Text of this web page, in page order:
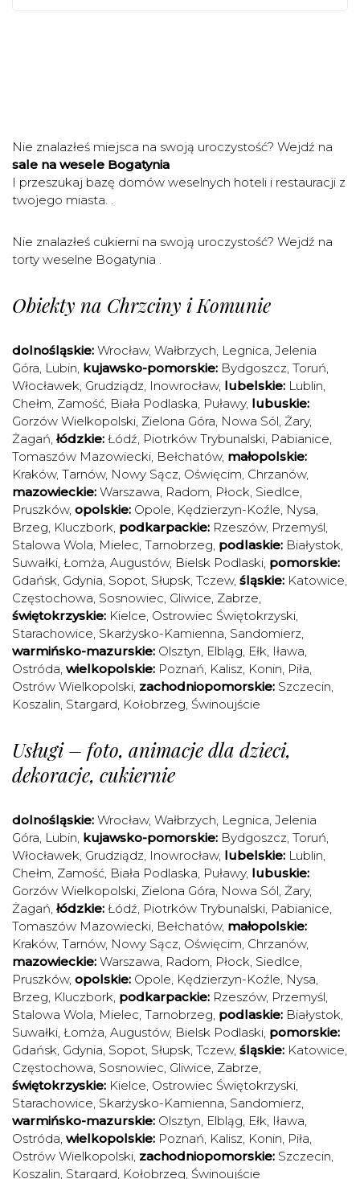
Nie znalazłeś miejsca na swoją uroczystość? Wejdź na
sale na wesele Bogatynia
I przeszukaj bazę domów weselnych hoteli i restauracji z
twojego miasta. .
Nie znalazłeś cukierni na swoją uroczystość? Wejdź na
torty weselne Bogatynia .
Obiekty na Chrzciny i Komunie
dolnośląskie: Wrocław, Wałbrzych, Legnica, Jelenia
Góra, Lubin, kujawsko-pomorskie: Bydgoszcz, Toruń,
Włocławek, Grudziądz, Inowrocław, lubelskie: Lublin,
Chełm, Zamość, Biała Podlaska, Puławy, lubuskie:
Gorzów Wielkopolski, Zielona Góra, Nowa Sól, Żary,
Żagań, łódzkie: Łódź, Piotrków Trybunalski, Pabianice,
Tomaszów Mazowiecki, Bełchatów, małopolskie:
Kraków, Tarnów, Nowy Sącz, Oświęcim, Chrzanów,
mazowieckie: Warszawa, Radom, Płock, Siedlce,
Pruszków, opolskie: Opole, Kędzierzyn-Koźle, Nysa,
Brzeg, Kluczbork, podkarpackie: Rzeszów, Przemyśl,
Stalowa Wola, Mielec, Tarnobrzeg, podlaskie: Białystok,
Suwałki, Łomża, Augustów, Bielsk Podlaski, pomorskie:
Gdańsk, Gdynia, Sopot, Słupsk, Tczew, śląskie: Katowice,
Częstochowa, Sosnowiec, Gliwice, Zabrze,
świętokrzyskie: Kielce, Ostrowiec Świętokrzyski,
Starachowice, Skarżysko-Kamienna, Sandomierz,
warmińsko-mazurskie: Olsztyn, Elbląg, Ełk, Iława,
Ostróda, wielkopolskie: Poznań, Kalisz, Konin, Piła,
Ostrów Wielkopolski, zachodniopomorskie: Szczecin,
Koszalin, Stargard, Kołobrzeg, Świnoujście
Usługi – foto, animacje dla dzieci,
dekoracje, cukiernie
dolnośląskie: Wrocław, Wałbrzych, Legnica, Jelenia
Góra, Lubin, kujawsko-pomorskie: Bydgoszcz, Toruń,
Włocławek, Grudziądz, Inowrocław, lubelskie: Lublin,
Chełm, Zamość, Biała Podlaska, Puławy, lubuskie:
Gorzów Wielkopolski, Zielona Góra, Nowa Sól, Żary,
Żagań, łódzkie: Łódź, Piotrków Trybunalski, Pabianice,
Tomaszów Mazowiecki, Bełchatów, małopolskie:
Kraków, Tarnów, Nowy Sącz, Oświęcim, Chrzanów,
mazowieckie: Warszawa, Radom, Płock, Siedlce,
Pruszków, opolskie: Opole, Kędzierzyn-Koźle, Nysa,
Brzeg, Kluczbork, podkarpackie: Rzeszów, Przemyśl,
Stalowa Wola, Mielec, Tarnobrzeg, podlaskie: Białystok,
Suwałki, Łomża, Augustów, Bielsk Podlaski, pomorskie:
Gdańsk, Gdynia, Sopot, Słupsk, Tczew, śląskie: Katowice,
Częstochowa, Sosnowiec, Gliwice, Zabrze,
świętokrzyskie: Kielce, Ostrowiec Świętokrzyski,
Starachowice, Skarżysko-Kamienna, Sandomierz,
warmińsko-mazurskie: Olsztyn, Elbląg, Ełk, Iława,
Ostróda, wielkopolskie: Poznań, Kalisz, Konin, Piła,
Ostrów Wielkopolski, zachodniopomorskie: Szczecin,
Koszalin, Stargard, Kołobrzeg, Świnoujście